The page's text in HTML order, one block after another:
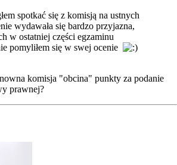
spotkać się z komisją na ustnych
wydawała się bardzo przyjazna,
w ostatniej części egzaminu
pomyliłem się w swej ocenie
komisja "obcina" punkty za podanie
prawnej?